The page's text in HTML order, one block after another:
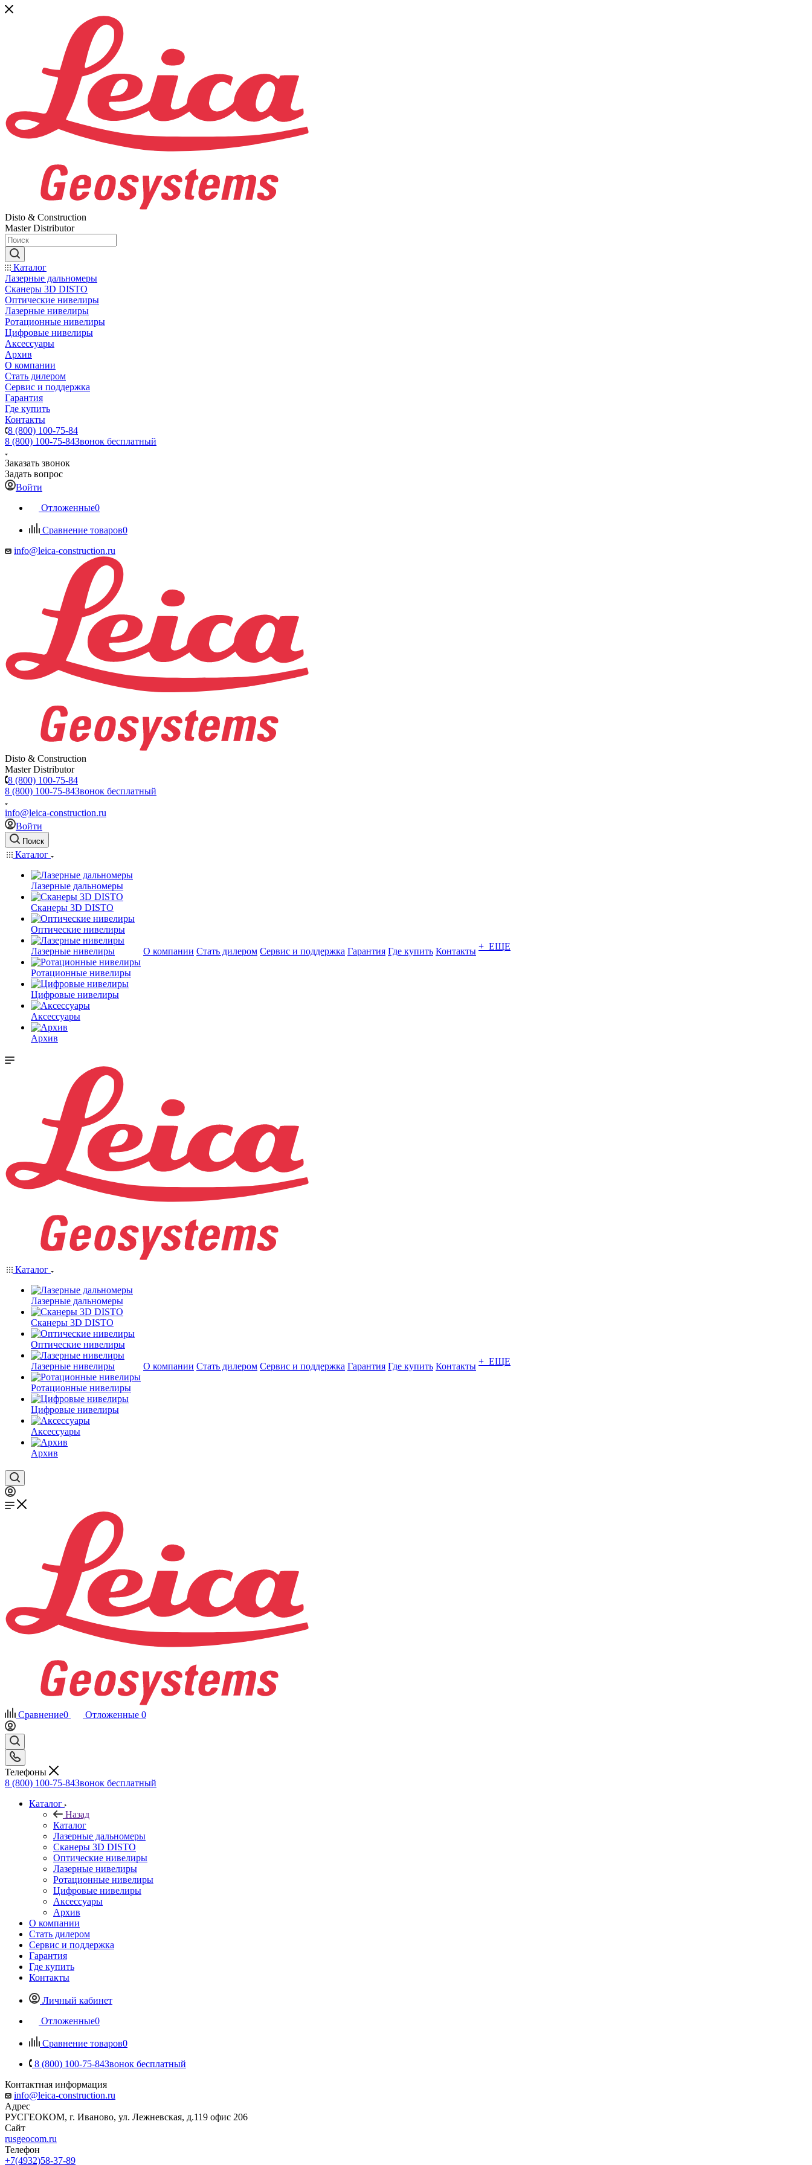
Disto & Construction
Master Distributor
Каталог
Лазерные дальномеры
Сканеры 3D DISTO
Оптические нивелиры
Лазерные нивелиры
Ротационные нивелиры
Цифровые нивелиры
Аксессуары
Архив
О компании
Стать дилером
Сервис и поддержка
Гарантия
Где купить
Контакты
8 (800) 100-75-84
8 (800) 100-75-84Звонок бесплатный
Заказать звонок
Задать вопрос
Войти
Отложенные0
Сравнение товаров0
info@leica-construction.ru
Disto & Construction
Master Distributor
8 (800) 100-75-84
8 (800) 100-75-84Звонок бесплатный
info@leica-construction.ru
Войти
Поиск
Каталог
Лазерные дальномеры
Сканеры 3D DISTO
Оптические нивелиры
Лазерные нивелиры
Ротационные нивелиры
Цифровые нивелиры
Аксессуары
Архив
О компании Стать дилером Сервис и поддержка Гарантия Где купить Контакты + ЕЩЕ
Каталог
Лазерные дальномеры
Сканеры 3D DISTO
Оптические нивелиры
Лазерные нивелиры
Ротационные нивелиры
Цифровые нивелиры
Аксессуары
Архив
О компании Стать дилером Сервис и поддержка Гарантия Где купить Контакты + ЕЩЕ
Сравнение0 Отложенные 0
Телефоны
8 (800) 100-75-84Звонок бесплатный
Каталог
Назад
Каталог
Лазерные дальномеры
Сканеры 3D DISTO
Оптические нивелиры
Лазерные нивелиры
Ротационные нивелиры
Цифровые нивелиры
Аксессуары
Архив
О компании
Стать дилером
Сервис и поддержка
Гарантия
Где купить
Контакты
Личный кабинет
Отложенные0
Сравнение товаров0
8 (800) 100-75-84Звонок бесплатный
Контактная информация
info@leica-construction.ru
Адрес
РУСГЕОКОМ, г. Иваново, ул. Лежневская, д.119 офис 206
Сайт
rusgeocom.ru
Телефон
+7(4932)58-37-89